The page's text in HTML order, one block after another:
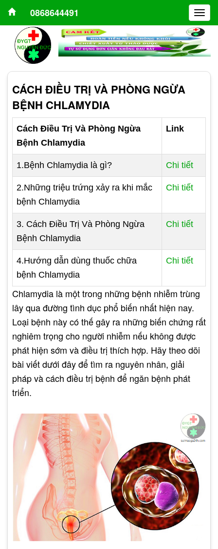
0868644491
CÁCH ĐIỀU TRỊ VÀ PHÒNG NGỪA
BỆNH CHLAMYDIA
Cách Điều Trị Và Phòng Ngừa
Bệnh Chlamydia
Link
1.Bệnh Chlamydia là gì? Chi tiết
2.Những triệu trứng xảy ra khi mắc
bệnh Chlamydia
Chi tiết
3. Cách Điều Trị Và Phòng Ngừa
Bệnh Chlamydia
Chi tiết
4.Hướng dẫn dùng thuốc chữa
bệnh Chlamydia
Chi tiết
Chlamydia là một trong những bệnh nhiễm trùng
lây qua đường tình dục phổ biến nhất hiện nay.
Loại bệnh này có thế gây ra những biến chứng rất
nghiêm trọng cho người nhiễm nếu không được
phát hiện sớm và điều trị thích hợp. Hãy theo dõi
bài viết dưới đây để tìm ra nguyên nhân, giải
pháp và cách điều trị bệnh để ngăn bệnh phát
triển.